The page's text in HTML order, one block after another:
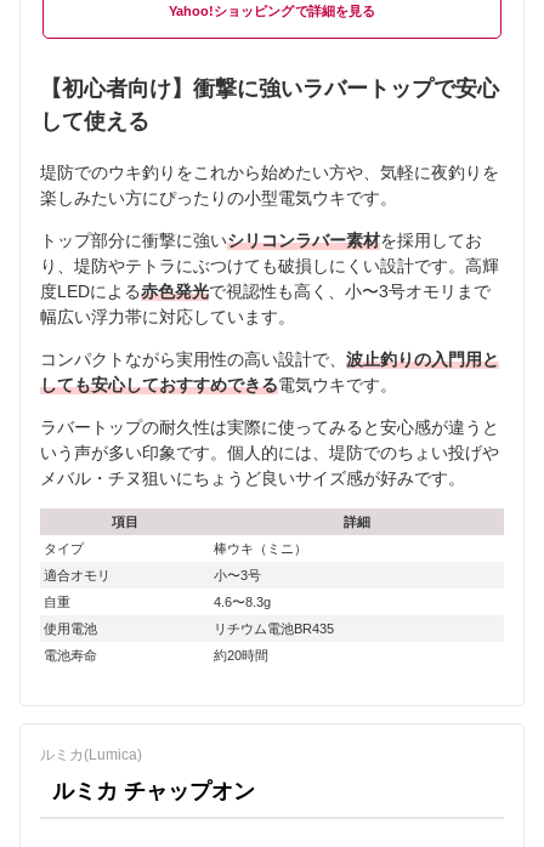
Yahoo!ショッピング
【初心者向け】衝撃に強いラバートップで安心
して使える
堤防でのウキ釣りをこれから始めたい方や、気軽に夜釣りを
楽しみたい方にぴったりの小型電気ウキです。
トップ部分に衝撃に強いシリコンラバー素材を採用してお
り、堤防やテトラにぶつけても破損しにくい設計です。高輝
度LEDによる赤色発光で視認性も高く、小〜3号オモリまで
幅広い浮力帯に対応しています。
コンパクトながら実用性の高い設計で、 波止釣りの入門用と
しても安心しておすすめできる電気ウキです。
ラバートップの耐久性は実際に使ってみると安心感が違うと
いう声が多い印象です。個人的には、堤防でのちょい投げや
メバル・チヌ狙いにちょうど良いサイズ感が好みです。
項目
詳細
タイプ
棒ウキ（ミニ）
適合オモリ
小〜3号
自重
4.6〜8.3g
使用電池
リチウム電池BR435
電池寿命
約20時間
ルミカ(Lumica)
ルミカ チャップオン